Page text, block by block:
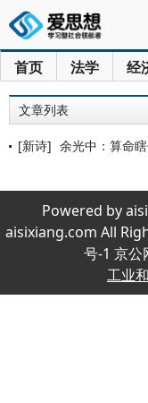
首页 法学 经
文章列表
[新诗] 余光中：算命
Powered by
aisixiang.com All
号-1 京公
工业